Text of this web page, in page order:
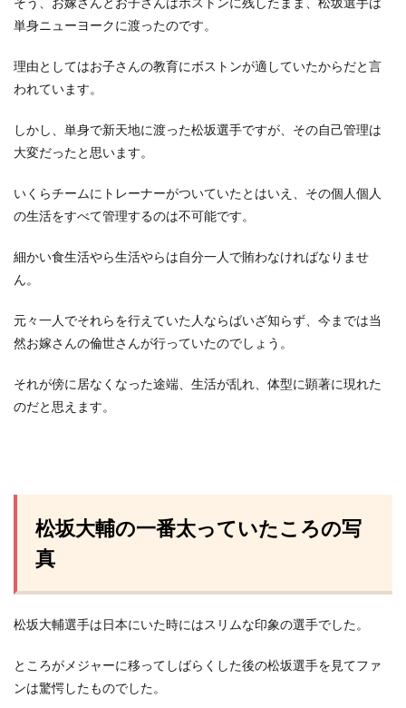
単身ニューヨークに渡ったのです。
理由としてはお子さんの教育にボストンが適していたからだと言
われています。
しかし、単身で新天地に渡った松坂選手ですが、その自己管理は
大変だったと思います。
いくらチームにトレーナーがついていたとはいえ、その個人個人
の生活をすべて管理するのは不可能です。
細かい食生活やら生活やらは自分一人で賄わなければなりませ
ん。
元々一人でそれらを行えていた人ならばいざ知らず、今までは当
然お嫁さんの倫世さんが行っていたのでしょう。
それが傍に居なくなった途端、生活が乱れ、体型に顕著に現れた
のだと思えます。
松坂大輔の一番太っていたころの写
真
松坂大輔選手は日本にいた時にはスリムな印象の選手でした。
ところがメジャーに移ってしばらくした後の松坂選手を見てファ
ンは驚愕したものでした。